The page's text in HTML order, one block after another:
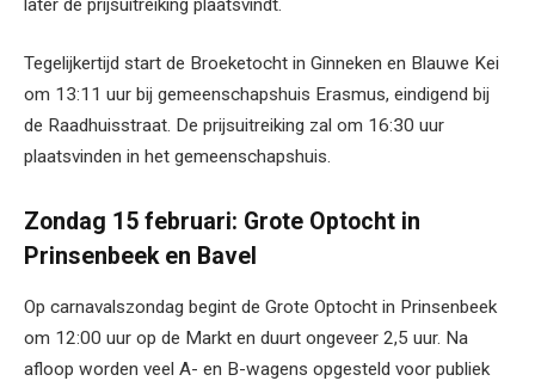
later de prijsuitreiking plaatsvindt.
Tegelijkertijd start de Broeketocht in Ginneken en Blauwe Kei
om 13:11 uur bij gemeenschapshuis Erasmus, eindigend bij
de Raadhuisstraat. De prijsuitreiking zal om 16:30 uur
plaatsvinden in het gemeenschapshuis.
Zondag 15 februari: Grote Optocht in
Prinsenbeek en Bavel
Op carnavalszondag begint de Grote Optocht in Prinsenbeek
om 12:00 uur op de Markt en duurt ongeveer 2,5 uur. Na
afloop worden veel A- en B-wagens opgesteld voor publiek